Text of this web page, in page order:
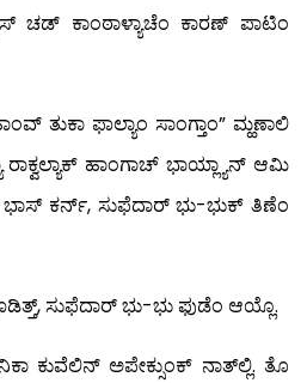
ಚಡ್ ಕಾಂಠಾಳ್ಯಾಚೆಂ ಕಾರಣ್ ಪಾಟಿಂ
ತುಕಾ ಫಾಲ್ಯಾಂ ಸಾಂಗ್ತಾಂ” ಮ್ಹಣಾಲಿ
ರಾಕ್ವಲ್ಯಾಕ್ ಹಾಂಗಾಚ್ ಭಾಯ್ಲ್ಯಾನ್ ಆಮಿ
ಕರ್ನ್, ಸುಫೆದಾರ್ ಭು-ಭುಕ್ ತಿಣೆಂ
ಸುಫೆದಾರ್ ಭು-ಭು ಫುಡೆಂ ಆಯ್ಲೊ.
ಕುವೆಲಿನ್ ಅಪೇಕ್ಸುಂಕ್ ನಾತ್‍ಲ್ಲಿ. ತೊ